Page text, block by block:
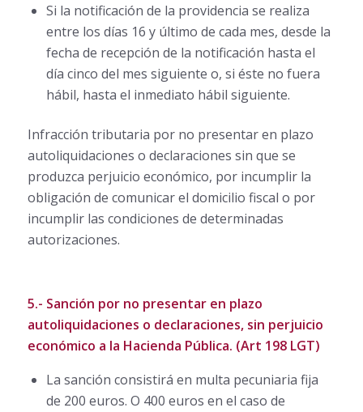
Si la notificación de la providencia se realiza
entre los días 16 y último de cada mes, desde la
fecha de recepción de la notificación hasta el
día cinco del mes siguiente o, si éste no fuera
hábil, hasta el inmediato hábil siguiente.
Infracción tributaria por no presentar en plazo
autoliquidaciones o declaraciones sin que se
produzca perjuicio económico, por incumplir la
obligación de comunicar el domicilio fiscal o por
incumplir las condiciones de determinadas
autorizaciones.
5.- Sanción por no presentar en plazo
autoliquidaciones o declaraciones, sin perjuicio
económico a la Hacienda Pública. (Art 198 LGT)
La sanción consistirá en multa pecuniaria fija
de 200 euros. O 400 euros en el caso de